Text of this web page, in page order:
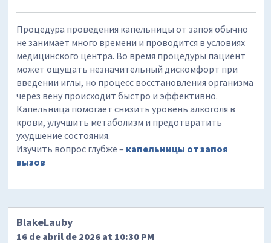
Процедура проведения капельницы от запоя обычно
не занимает много времени и проводится в условиях
медицинского центра. Во время процедуры пациент
может ощущать незначительный дискомфорт при
введении иглы, но процесс восстановления организма
через вену происходит быстро и эффективно.
Капельница помогает снизить уровень алкоголя в
крови, улучшить метаболизм и предотвратить
ухудшение состояния.
Изучить вопрос глубже – капельницы от запоя
вызов
BlakeLauby
16 de abril de 2026 at 10:30 PM